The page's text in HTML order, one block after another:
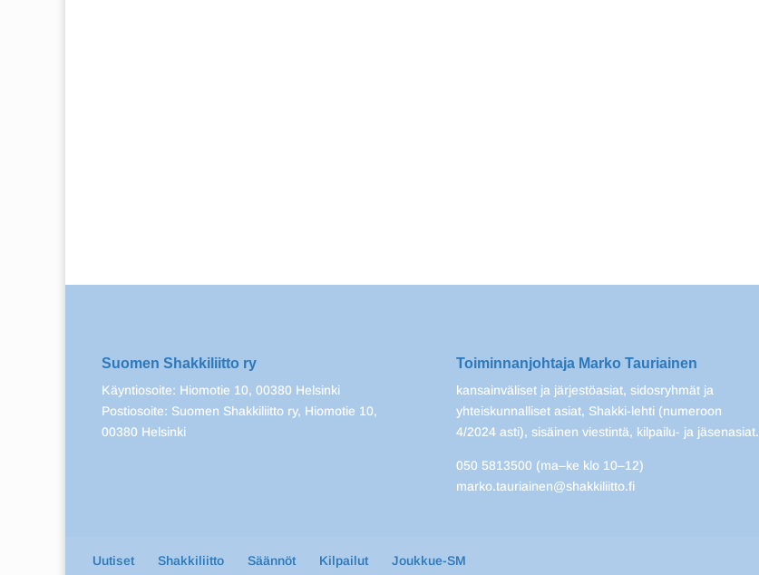
Suomen Shakkiliitto ry
Käyntiosoite: Hiomotie 10, 00380 Helsinki
Postiosoite: Suomen Shakkiliitto ry, Hiomotie 10,
00380 Helsinki
Toiminnanjohtaja Marko Tauriainen
kansainväliset ja järjestöasiat, sidosryhmät ja
yhteiskunnalliset asiat, Shakki-lehti (numeroon
4/2024 asti), sisäinen viestintä, kilpailu- ja jäsenasiat.
050 5813500 (ma–ke klo 10–12)
marko.tauriainen@shakkiliitto.fi
Uutiset Shakkiliitto Säännöt Kilpailut Joukkue-SM